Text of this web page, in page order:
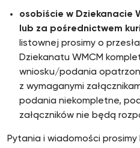
osobiście w Dziekanacie
lub za pośrednictwem
listownej prosimy o
Dziekanatu WMCM
wniosku/podania
z wymaganymi
podania niekompletne,
załączników nie będą
Pytania i wiadomości